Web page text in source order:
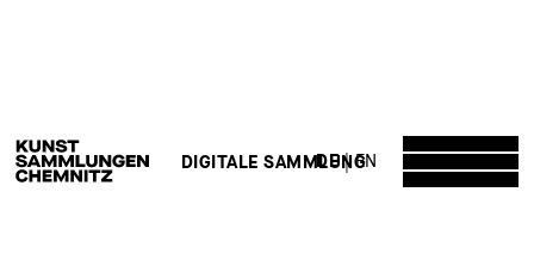
DE EN
DIGITALE SAMMLUNG